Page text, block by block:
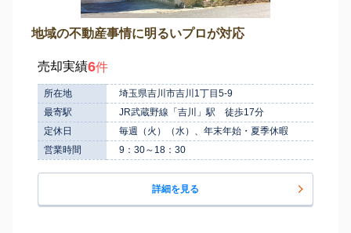
地域の不動産事情に明るいプロが対応
売却実績6件
所在地
埼玉県吉川市吉川1丁目5-9
最寄駅
JR武蔵野線「吉川」駅 徒歩17分
定休日
毎週（火）（水）、年末年始・夏季休暇
営業時間
9：30～18：30
詳細を見る